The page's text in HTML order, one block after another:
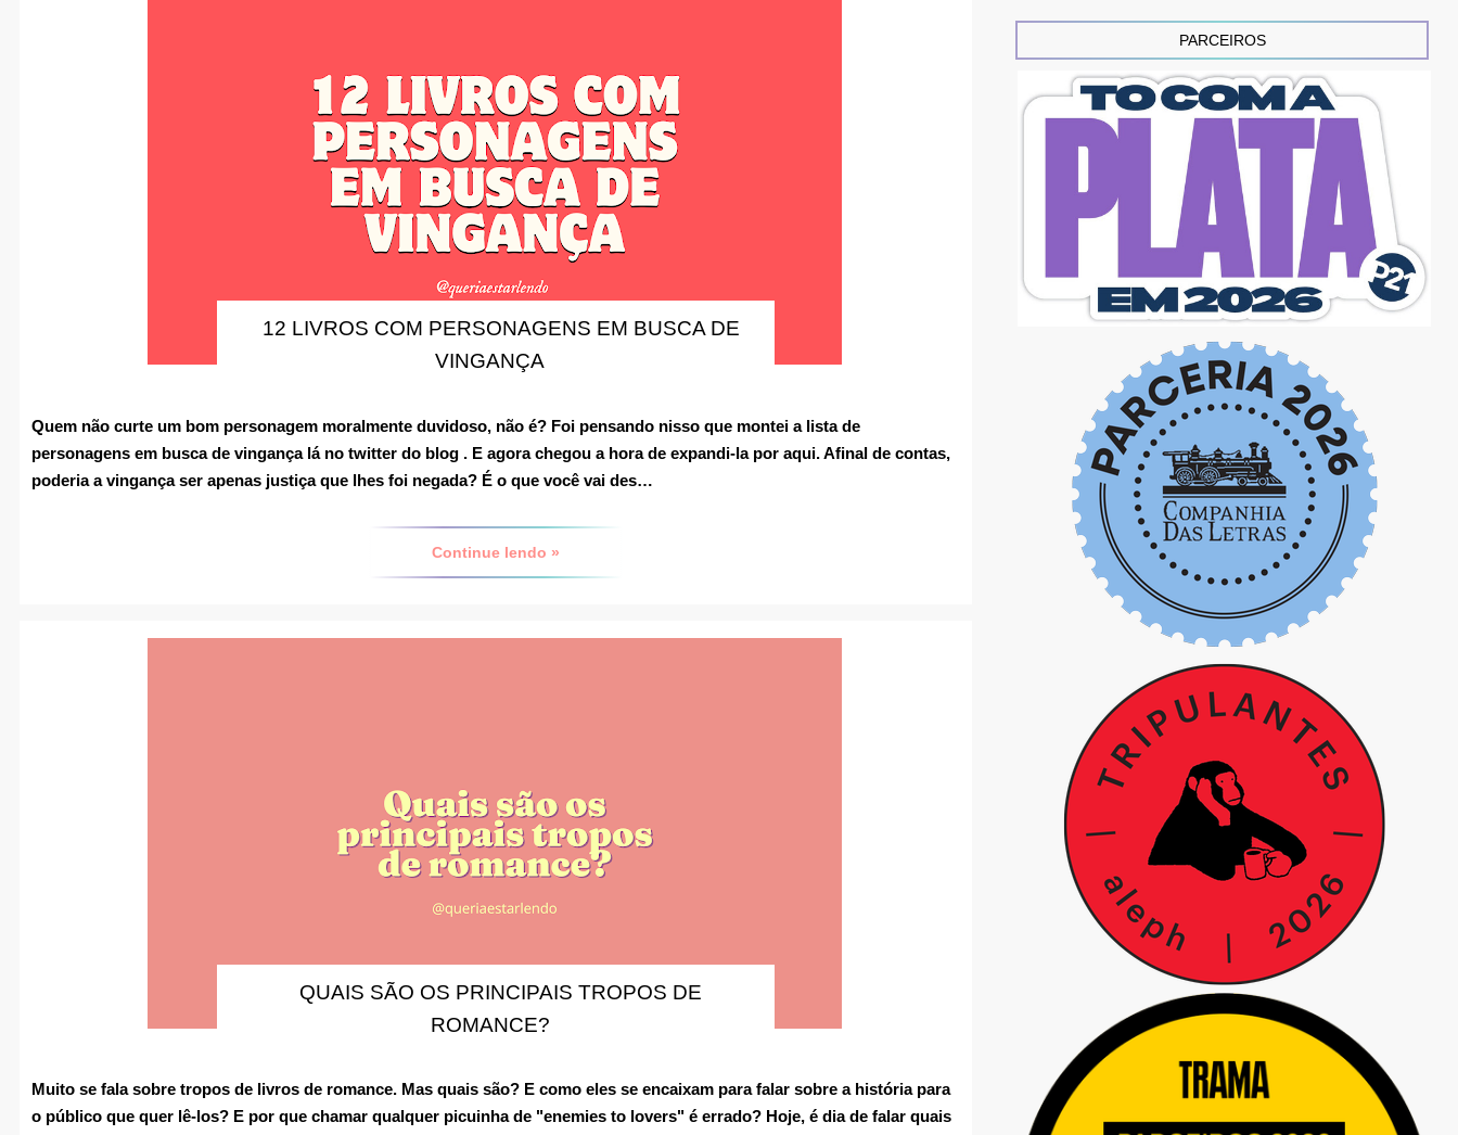
12 LIVROS COM PERSONAGENS EM BUSCA DE
VINGANÇA
Quem não curte um bom personagem moralmente duvidoso, não é? Foi pensando nisso que montei a lista de
personagens em busca de vingançalá no twitter do blog . E agora chegou a hora de expandi-la por aqui. Afinal de contas,
poderia a vingança ser apenas justiça que lhes foi negada? É o que você vai des…
Continue lendo »
QUAIS SÃO OS PRINCIPAIS TROPOS DE
ROMANCE?
Muito se fala sobre tropos de livros de romance. Mas quais são? E como eles se encaixam para falar sobre a história para
o público que quer lê-los? E por que chamar qualquer picuinha de "enemies to lovers" é errado? Hoje, é dia de falar quais
PARCEIROS